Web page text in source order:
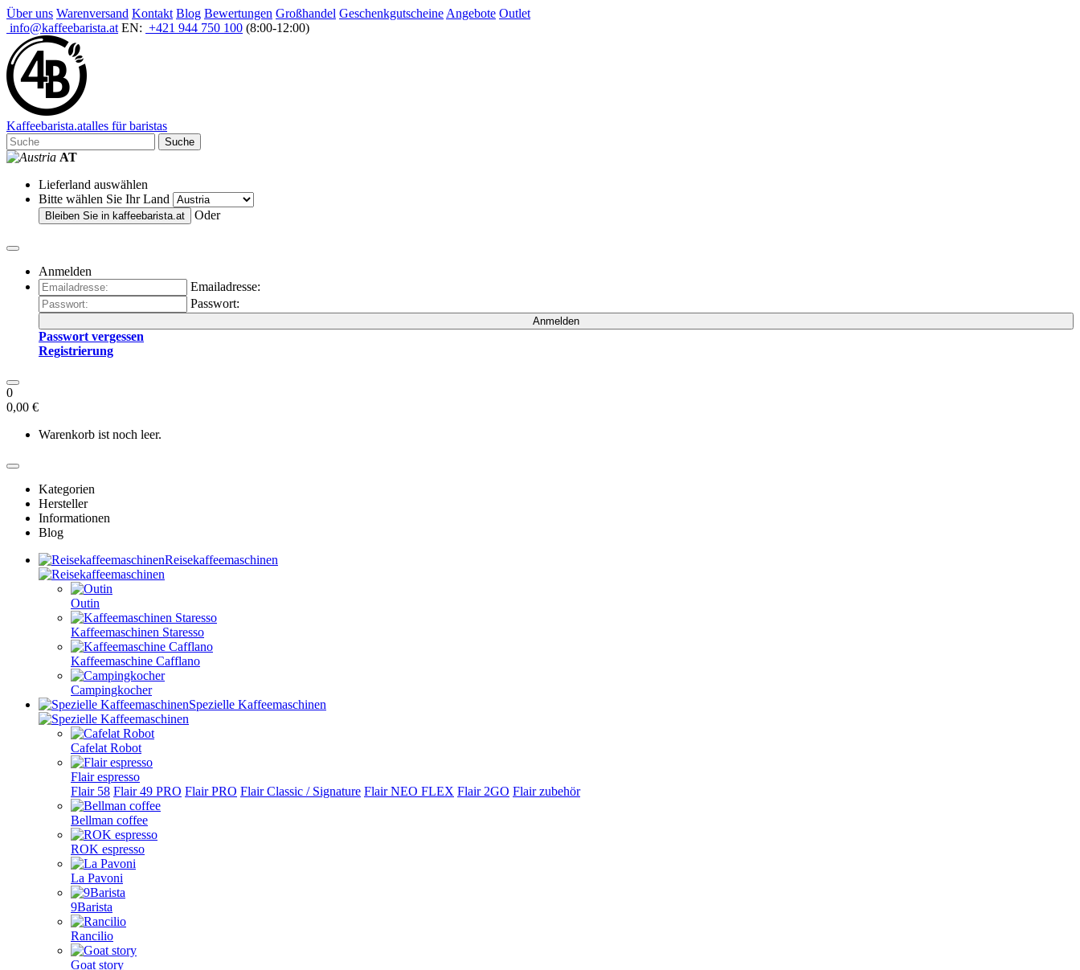
Über uns Warenversand Kontakt Blog Bewertungen Großhandel Geschenkgutscheine Angebote Outlet
info@kaffeebarista.at EN: +421 944 750 100 (8:00-12:00)
Kaffeebarista.atalles für baristas
Suche
AT
Lieferland auswählen
Bitte wählen Sie Ihr Land
Bleiben Sie in kaffeebarista.at Oder
Anmelden
Emailadresse:
Passwort:
Anmelden
Passwort vergessen
Registrierung
0
0,00 €
Warenkorb ist noch leer.
Kategorien
Hersteller
Informationen
Blog
Reisekaffeemaschinen
Outin
Kaffeemaschinen Staresso
Kaffeemaschine Cafflano
Campingkocher
Spezielle Kaffeemaschinen
Cafelat Robot
Flair espresso
Flair 58 Flair 49 PRO Flair PRO Flair Classic / Signature Flair NEO FLEX Flair 2GO Flair zubehör
Bellman coffee
ROK espresso
La Pavoni
9Barista
Rancilio
Goat story